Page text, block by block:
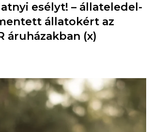
esélyt! – állateledel-
állatokért az
áruházakban (x)